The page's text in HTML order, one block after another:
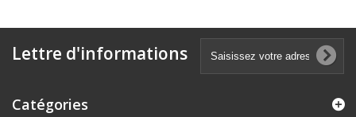
Lettre d'informations
Catégories